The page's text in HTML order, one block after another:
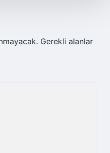
Gerekli alanlar